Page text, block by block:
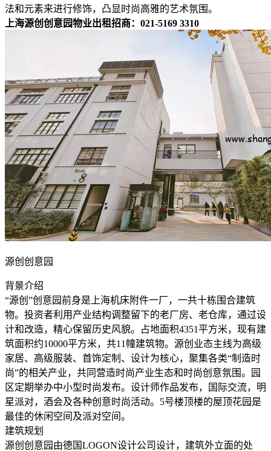
法和元素来进行修饰，凸显时尚高雅的艺术氛围。
上海源创创意园物业出租招商：021-5169 3310
源创创意园
背景介绍
“源创”创意园前身是上海机床附件一厂，一共十栋围合建筑
物。投资者利用产业结构调整留下的老厂房、老仓库，通过设
计和改造，精心保留历史风貌。占地面积4351平方米，现有建
筑面积约10000平方米，共11幢建筑物。源创业态主线为高级
家居、高级服装、首饰定制、设计为核心，聚集各类“制造时
尚”的相关产业，共同营造时尚产业生态和时尚创意氛围。园
区定期举办中小型时尚发布。设计师作品发布，国际交流，明
星派对，酒会及各种创意时尚活动。5号楼顶楼的屋顶花园是
最佳的休闲空间及派对空间。
建筑规划
源创创意园由德国LOGON设计公司设计，建筑外立面的处